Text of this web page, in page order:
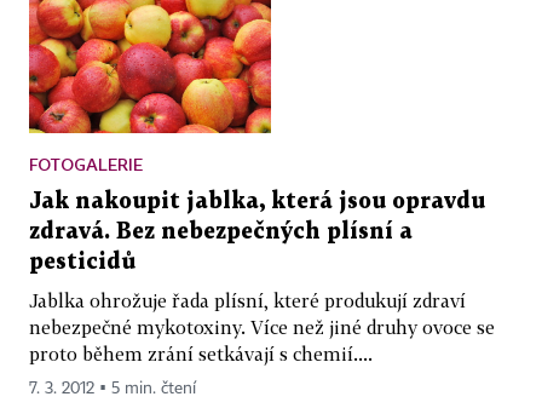
FOTOGALERIE
Jak nakoupit jablka, která jsou opravdu
zdravá. Bez nebezpečných plísní a
pesticidů
Jablka ohrožuje řada plísní, které produkují zdraví
nebezpečné mykotoxiny. Více než jiné druhy ovoce se
proto během zrání setkávají s chemií....
7. 3. 2012 ▪ 5 min. čtení